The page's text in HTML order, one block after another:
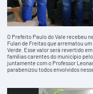
O Prefeito Paulo do Vale recebeu
Fulan de Freitas que arrematou
Verde. Esse valor será revertido
famílias carentes do município
juntamente com o Professor
parabenizou todos envolvidos